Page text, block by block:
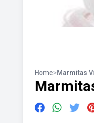
Home>Marmitas